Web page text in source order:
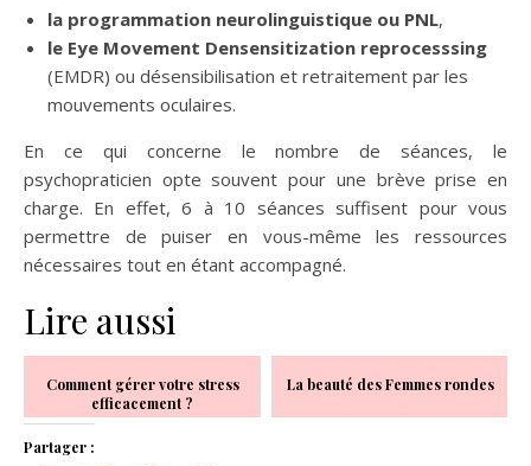
la programmation neurolinguistique ou PNL,
le Eye Movement Densensitization reprocesssing
(EMDR) ou désensibilisation et retraitement par les
mouvements oculaires.
En ce qui concerne le nombre de séances, le
psychopraticien opte souvent pour une brève prise en
charge. En effet, 6 à 10 séances suffisent pour vous
permettre de puiser en vous-même les ressources
nécessaires tout en étant accompagné.
Lire aussi
Comment gérer votre stress
efficacement ?
La beauté des Femmes rondes
Partager :